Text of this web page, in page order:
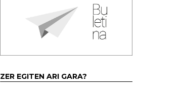
ZER EGITEN ARI GARA?